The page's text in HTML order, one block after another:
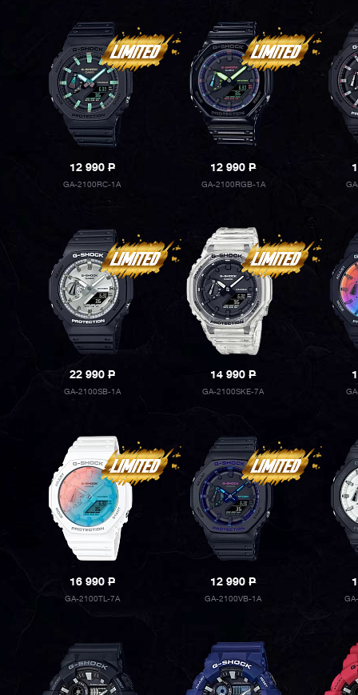
12 990P
GA-2100RC-1A
12 990P
GA-2100RGB-1A
22 990P
GA-2100SB-1A
14 990P
GA-2100SKE-7A
16 990P
GA-2100TL-7A
12 990P
GA-2100VB-1A